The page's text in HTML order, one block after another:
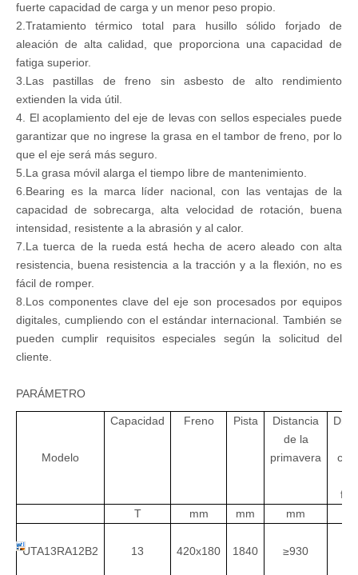
fuerte capacidad de carga y un menor peso propio.
2.Tratamiento térmico total para husillo sólido forjado de
aleación de alta calidad, que proporciona una capacidad de
fatiga superior.
3.Las pastillas de freno sin asbesto de alto rendimiento
extienden la vida útil.
4. El acoplamiento del eje de levas con sellos especiales puede
garantizar que no ingrese la grasa en el tambor de freno, por lo
que el eje será más seguro.
5.La grasa móvil alarga el tiempo libre de mantenimiento.
6.Bearing es la marca líder nacional, con las ventajas de la
capacidad de sobrecarga, alta velocidad de rotación, buena
intensidad, resistente a la abrasión y al calor.
7.La tuerca de la rueda está hecha de acero aleado con alta
resistencia, buena resistencia a la tracción y a la flexión, no es
fácil de romper.
8.Los componentes clave del eje son procesados por equipos
digitales, cumpliendo con el estándar internacional. También se
pueden cumplir requisitos especiales según la solicitud del
cliente.
PARÁMETRO
Modelo
Capacidad Freno Pista
Distancia
de la
primavera
T
mm mm mm
UTA13RA12B2 13 420x180 1840 ≥930